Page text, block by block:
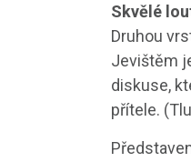
Skvělé
Druhou
Jevištěm
diskuse,
přítele.